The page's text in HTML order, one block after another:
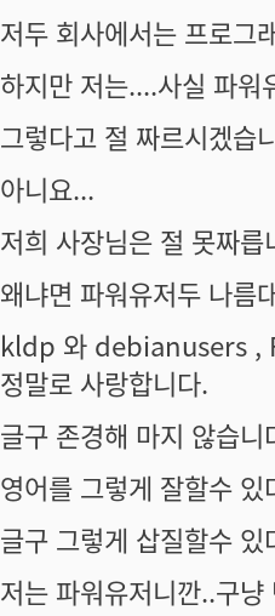
저두 회사에서는 프로그
하지만 저는....사실 파워
그렇다고 절 짜르시겠습
아니요...
저희 사장님은 절 못짜릅
왜냐면 파워유저두 나름
kldp 와 debianusers ,
정말로 사랑합니다.
글구 존경해 마지 않습니
영어를 그렇게 잘할수 있
글구 그렇게 삽질할수 있
저는 파워유저니깐..구